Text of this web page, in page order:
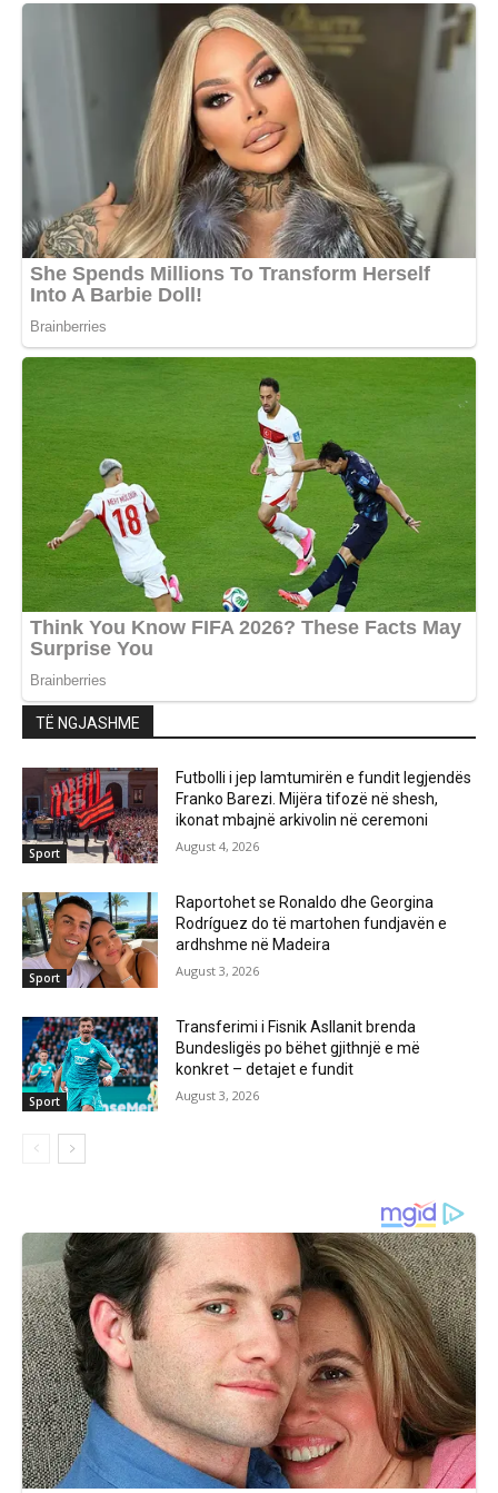
TË NGJASHME
Sport
Futbolli i jep lamtumirën e fundit legjendës
Franko Barezi. Mijëra tifozë në shesh,
ikonat mbajnë arkivolin në ceremoni
August 4, 2026
Sport
Raportohet se Ronaldo dhe Georgina
Rodríguez do të martohen fundjavën e
ardhshme në Madeira
August 3, 2026
Sport
Transferimi i Fisnik Asllanit brenda
Bundesligës po bëhet gjithnjë e më
konkret – detajet e fundit
August 3, 2026